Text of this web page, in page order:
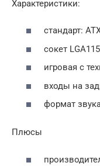
Характеристики:
стандарт:
сокет
игровая с
входы на
формат
Плюсы